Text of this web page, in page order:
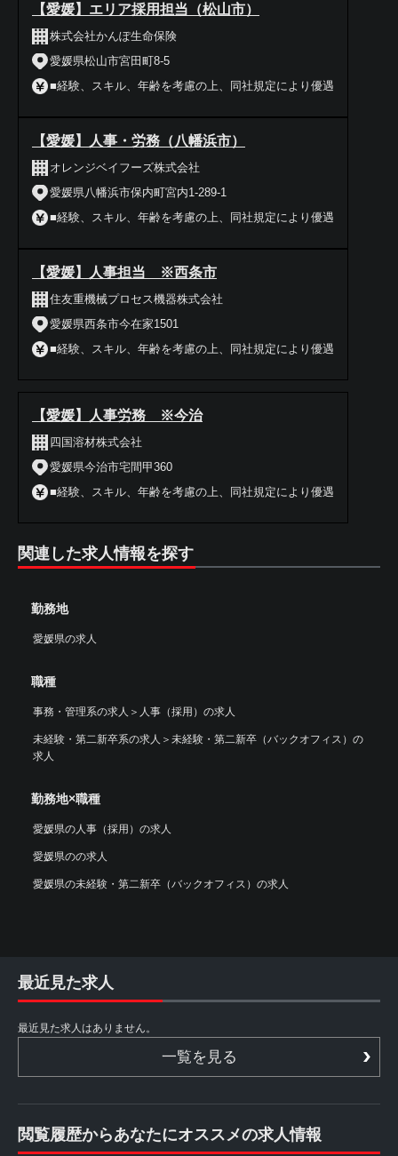
【愛媛】エリア採用担当（松山市）
株式会社かんぽ生命保険
愛媛県松山市宮田町8‐5
■経験、スキル、年齢を考慮の上、同社規定により優遇
【愛媛】人事・労務（八幡浜市）
オレンジベイフーズ株式会社
愛媛県八幡浜市保内町宮内1-289-1
■経験、スキル、年齢を考慮の上、同社規定により優遇
【愛媛】人事担当 ※西条市
住友重機械プロセス機器株式会社
愛媛県西条市今在家1501
■経験、スキル、年齢を考慮の上、同社規定により優遇
【愛媛】人事労務 ※今治
四国溶材株式会社
愛媛県今治市宅間甲360
■経験、スキル、年齢を考慮の上、同社規定により優遇
関連した求人情報を探す
勤務地
愛媛県の求人
職種
事務・管理系の求人 ＞ 人事（採用）の求人
未経験・第二新卒系の求人 ＞ 未経験・第二新卒（バックオフィス）の
求人
勤務地×職種
愛媛県の人事（採用）の求人
愛媛県のの求人
愛媛県の未経験・第二新卒（バックオフィス）の求人
最近見た求人
最近見た求人はありません。
一覧を見る
閲覧履歴からあなたにオススメの求人情報